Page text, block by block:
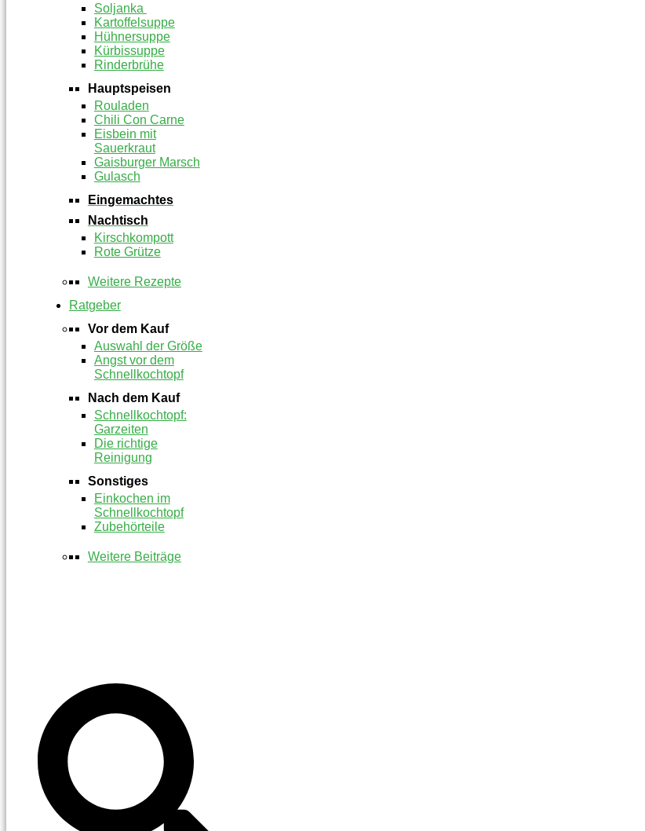
Soljanka
Kartoffelsuppe
Hühnersuppe
Kürbissuppe
Rinderbrühe
Hauptspeisen
Rouladen
Chili Con Carne
Eisbein mit
Sauerkraut
Gaisburger Marsch
Gulasch
Eingemachtes
Nachtisch
Kirschkompott
Rote Grütze
Weitere Rezepte
Ratgeber
Vor dem Kauf
Auswahl der Größe
Angst vor dem
Schnellkochtopf
Nach dem Kauf
Schnellkochtopf:
Garzeiten
Die richtige
Reinigung
Sonstiges
Einkochen im
Schnellkochtopf
Zubehörteile
Weitere Beiträge